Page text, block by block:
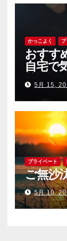
かっこよく プ
おすす
自宅で
筋トレ
5月 15,
プライベート
ご無沙
5月 10,